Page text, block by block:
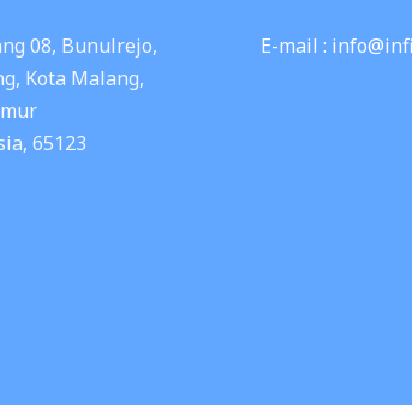
08, Bunulrejo,
Kota Malang,
65123
E-mail :